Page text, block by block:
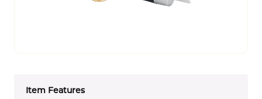
Item Features